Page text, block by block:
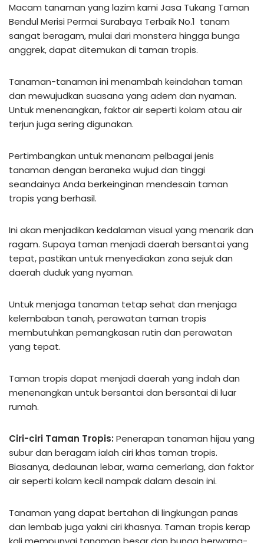
Macam tanaman yang lazim kami Jasa Tukang Taman
Bendul Merisi Permai Surabaya Terbaik No.1 tanam
sangat beragam, mulai dari monstera hingga bunga
anggrek, dapat ditemukan di taman tropis.
Tanaman-tanaman ini menambah keindahan taman
dan mewujudkan suasana yang adem dan nyaman.
Untuk menenangkan, faktor air seperti kolam atau air
terjun juga sering digunakan.
Pertimbangkan untuk menanam pelbagai jenis
tanaman dengan beraneka wujud dan tinggi
seandainya Anda berkeinginan mendesain taman
tropis yang berhasil.
Ini akan menjadikan kedalaman visual yang menarik dan
ragam. Supaya taman menjadi daerah bersantai yang
tepat, pastikan untuk menyediakan zona sejuk dan
daerah duduk yang nyaman.
Untuk menjaga tanaman tetap sehat dan menjaga
kelembaban tanah, perawatan taman tropis
membutuhkan pemangkasan rutin dan perawatan
yang tepat.
Taman tropis dapat menjadi daerah yang indah dan
menenangkan untuk bersantai dan bersantai di luar
rumah.
Ciri-ciri Taman Tropis: Penerapan tanaman hijau yang
subur dan beragam ialah ciri khas taman tropis.
Biasanya, dedaunan lebar, warna cemerlang, dan faktor
air seperti kolam kecil nampak dalam desain ini.
Tanaman yang dapat bertahan di lingkungan panas
dan lembab juga yakni ciri khasnya. Taman tropis kerap